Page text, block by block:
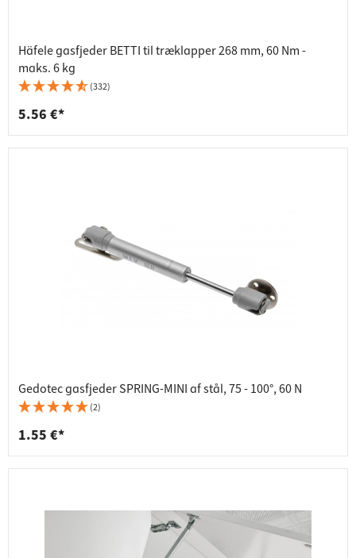
Häfele gasfjeder BETTI til træklapper 268 mm, 60 Nm -
maks. 6 kg
(332)
5.56 €*
Gedotec gasfjeder SPRING-MINI af stål, 75 - 100°, 60 N
(2)
1.55 €*